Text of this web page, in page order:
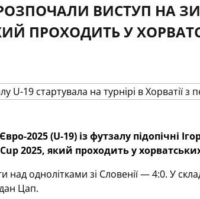
ВИСТУП НА
ПРОХОДИТЬ У
2025 (U-19) із футзалу підопічні
2025, який проходить у
над однолітками зі Словенії — 4:0. У
Цап.